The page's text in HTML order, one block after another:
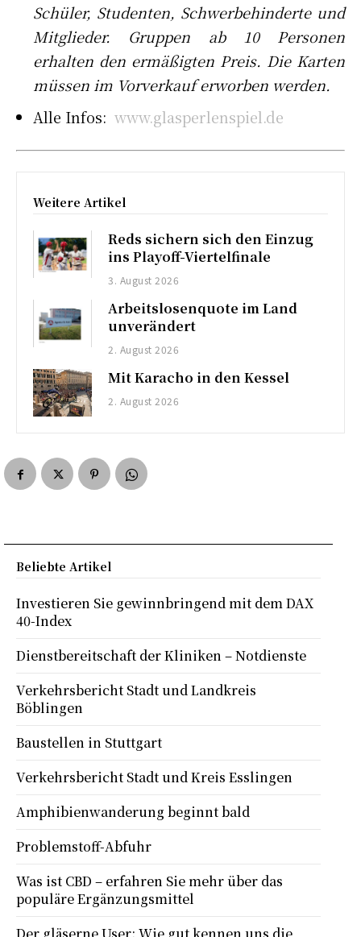
Schüler, Studenten, Schwerbehinderte und
Mitglieder. Gruppen ab 10 Personen
erhalten den ermäßigten Preis. Die Karten
müssen im Vorverkauf erworben werden.
Alle Infos: www.glasperlenspiel.de
Weitere Artikel
Reds sichern sich den Einzug
ins Playoff-Viertelfinale
3. August 2026
Arbeitslosenquote im Land
unverändert
2. August 2026
Mit Karacho in den Kessel
2. August 2026
Beliebte Artikel
Investieren Sie gewinnbringend mit dem DAX
40-Index
Dienstbereitschaft der Kliniken – Notdienste
Verkehrsbericht Stadt und Landkreis
Böblingen
Baustellen in Stuttgart
Verkehrsbericht Stadt und Kreis Esslingen
Amphibienwanderung beginnt bald
Problemstoff-Abfuhr
Was ist CBD – erfahren Sie mehr über das
populäre Ergänzungsmittel